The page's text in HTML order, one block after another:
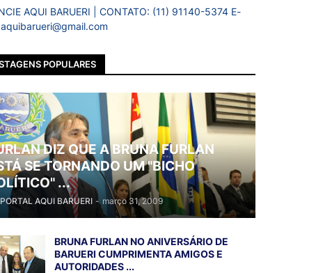
AQUI BARUERI | CONTATO: (11) 91140-5374 E-
POPULARES
DIZ QUE A BRUNA FURLAN
SE TORNANDO UM "BICHO
...
PORTAL AQUI BARUERI - março 31, 2009
BRUNA FURLAN NO ANIVERSÁRIO DE
BARUERI CUMPRIMENTA AMIGOS E
AUTORIDADES ...